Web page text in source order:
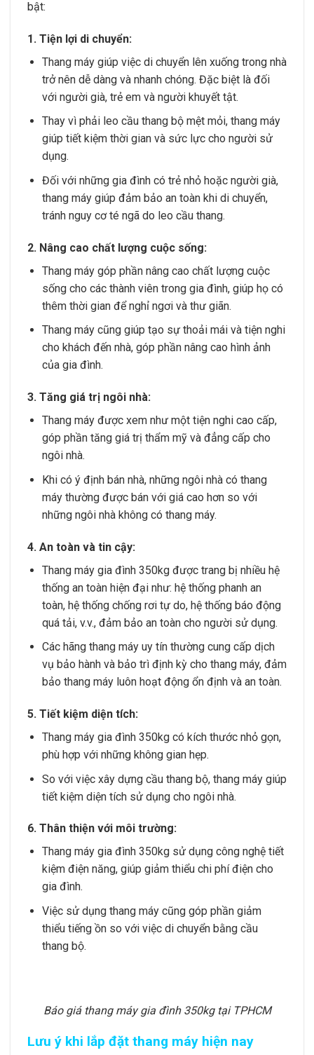
bật:
1. Tiện lợi di chuyển:
Thang máy giúp việc di chuyển lên xuống trong nhà
trở nên dễ dàng và nhanh chóng. Đặc biệt là đối
với người già, trẻ em và người khuyết tật.
Thay vì phải leo cầu thang bộ mệt mỏi, thang máy
giúp tiết kiệm thời gian và sức lực cho người sử
dụng.
Đối với những gia đình có trẻ nhỏ hoặc người già,
thang máy giúp đảm bảo an toàn khi di chuyển,
tránh nguy cơ té ngã do leo cầu thang.
2. Nâng cao chất lượng cuộc sống:
Thang máy góp phần nâng cao chất lượng cuộc
sống cho các thành viên trong gia đình, giúp họ có
thêm thời gian để nghỉ ngơi và thư giãn.
Thang máy cũng giúp tạo sự thoải mái và tiện nghi
cho khách đến nhà, góp phần nâng cao hình ảnh
của gia đình.
3. Tăng giá trị ngôi nhà:
Thang máy được xem như một tiện nghi cao cấp,
góp phần tăng giá trị thẩm mỹ và đẳng cấp cho
ngôi nhà.
Khi có ý định bán nhà, những ngôi nhà có thang
máy thường được bán với giá cao hơn so với
những ngôi nhà không có thang máy.
4. An toàn và tin cậy:
Thang máy gia đình 350kg được trang bị nhiều hệ
thống an toàn hiện đại như: hệ thống phanh an
toàn, hệ thống chống rơi tự do, hệ thống báo động
quá tải, v.v., đảm bảo an toàn cho người sử dụng.
Các hãng thang máy uy tín thường cung cấp dịch
vụ bảo hành và bảo trì định kỳ cho thang máy, đảm
bảo thang máy luôn hoạt động ổn định và an toàn.
5. Tiết kiệm diện tích:
Thang máy gia đình 350kg có kích thước nhỏ gọn,
phù hợp với những không gian hẹp.
So với việc xây dựng cầu thang bộ, thang máy giúp
tiết kiệm diện tích sử dụng cho ngôi nhà.
6. Thân thiện với môi trường:
Thang máy gia đình 350kg sử dụng công nghệ tiết
kiệm điện năng, giúp giảm thiểu chi phí điện cho
gia đình.
Việc sử dụng thang máy cũng góp phần giảm
thiểu tiếng ồn so với việc di chuyển bằng cầu
thang bộ.
Báo giá thang máy gia đình 350kg tại TPHCM
Lưu ý khi lắp đặt thang máy hiện nay